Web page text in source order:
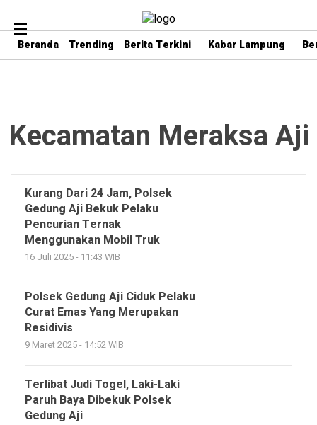
Beranda Trending Berita Terkini Kabar Lampung
Kecamatan Meraksa Aji
Kurang Dari 24 Jam, Polsek
Gedung Aji Bekuk Pelaku
Pencurian Ternak
Menggunakan Mobil Truk
16 Juli 2025 - 11:43 WIB
Polsek Gedung Aji Ciduk Pelaku
Curat Emas Yang Merupakan
Residivis
9 Maret 2025 - 14:52 WIB
Terlibat Judi Togel, Laki-Laki
Paruh Baya Dibekuk Polsek
Gedung Aji